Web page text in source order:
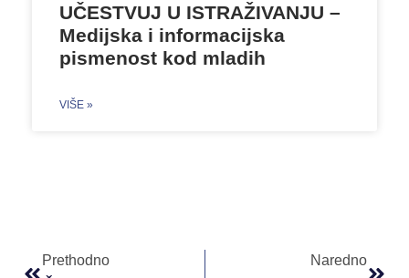
UČESTVUJ U ISTRAŽIVANJU –
Medijska i informacijska
pismenost kod mladih
VIŠE »
Prethodno Naredno